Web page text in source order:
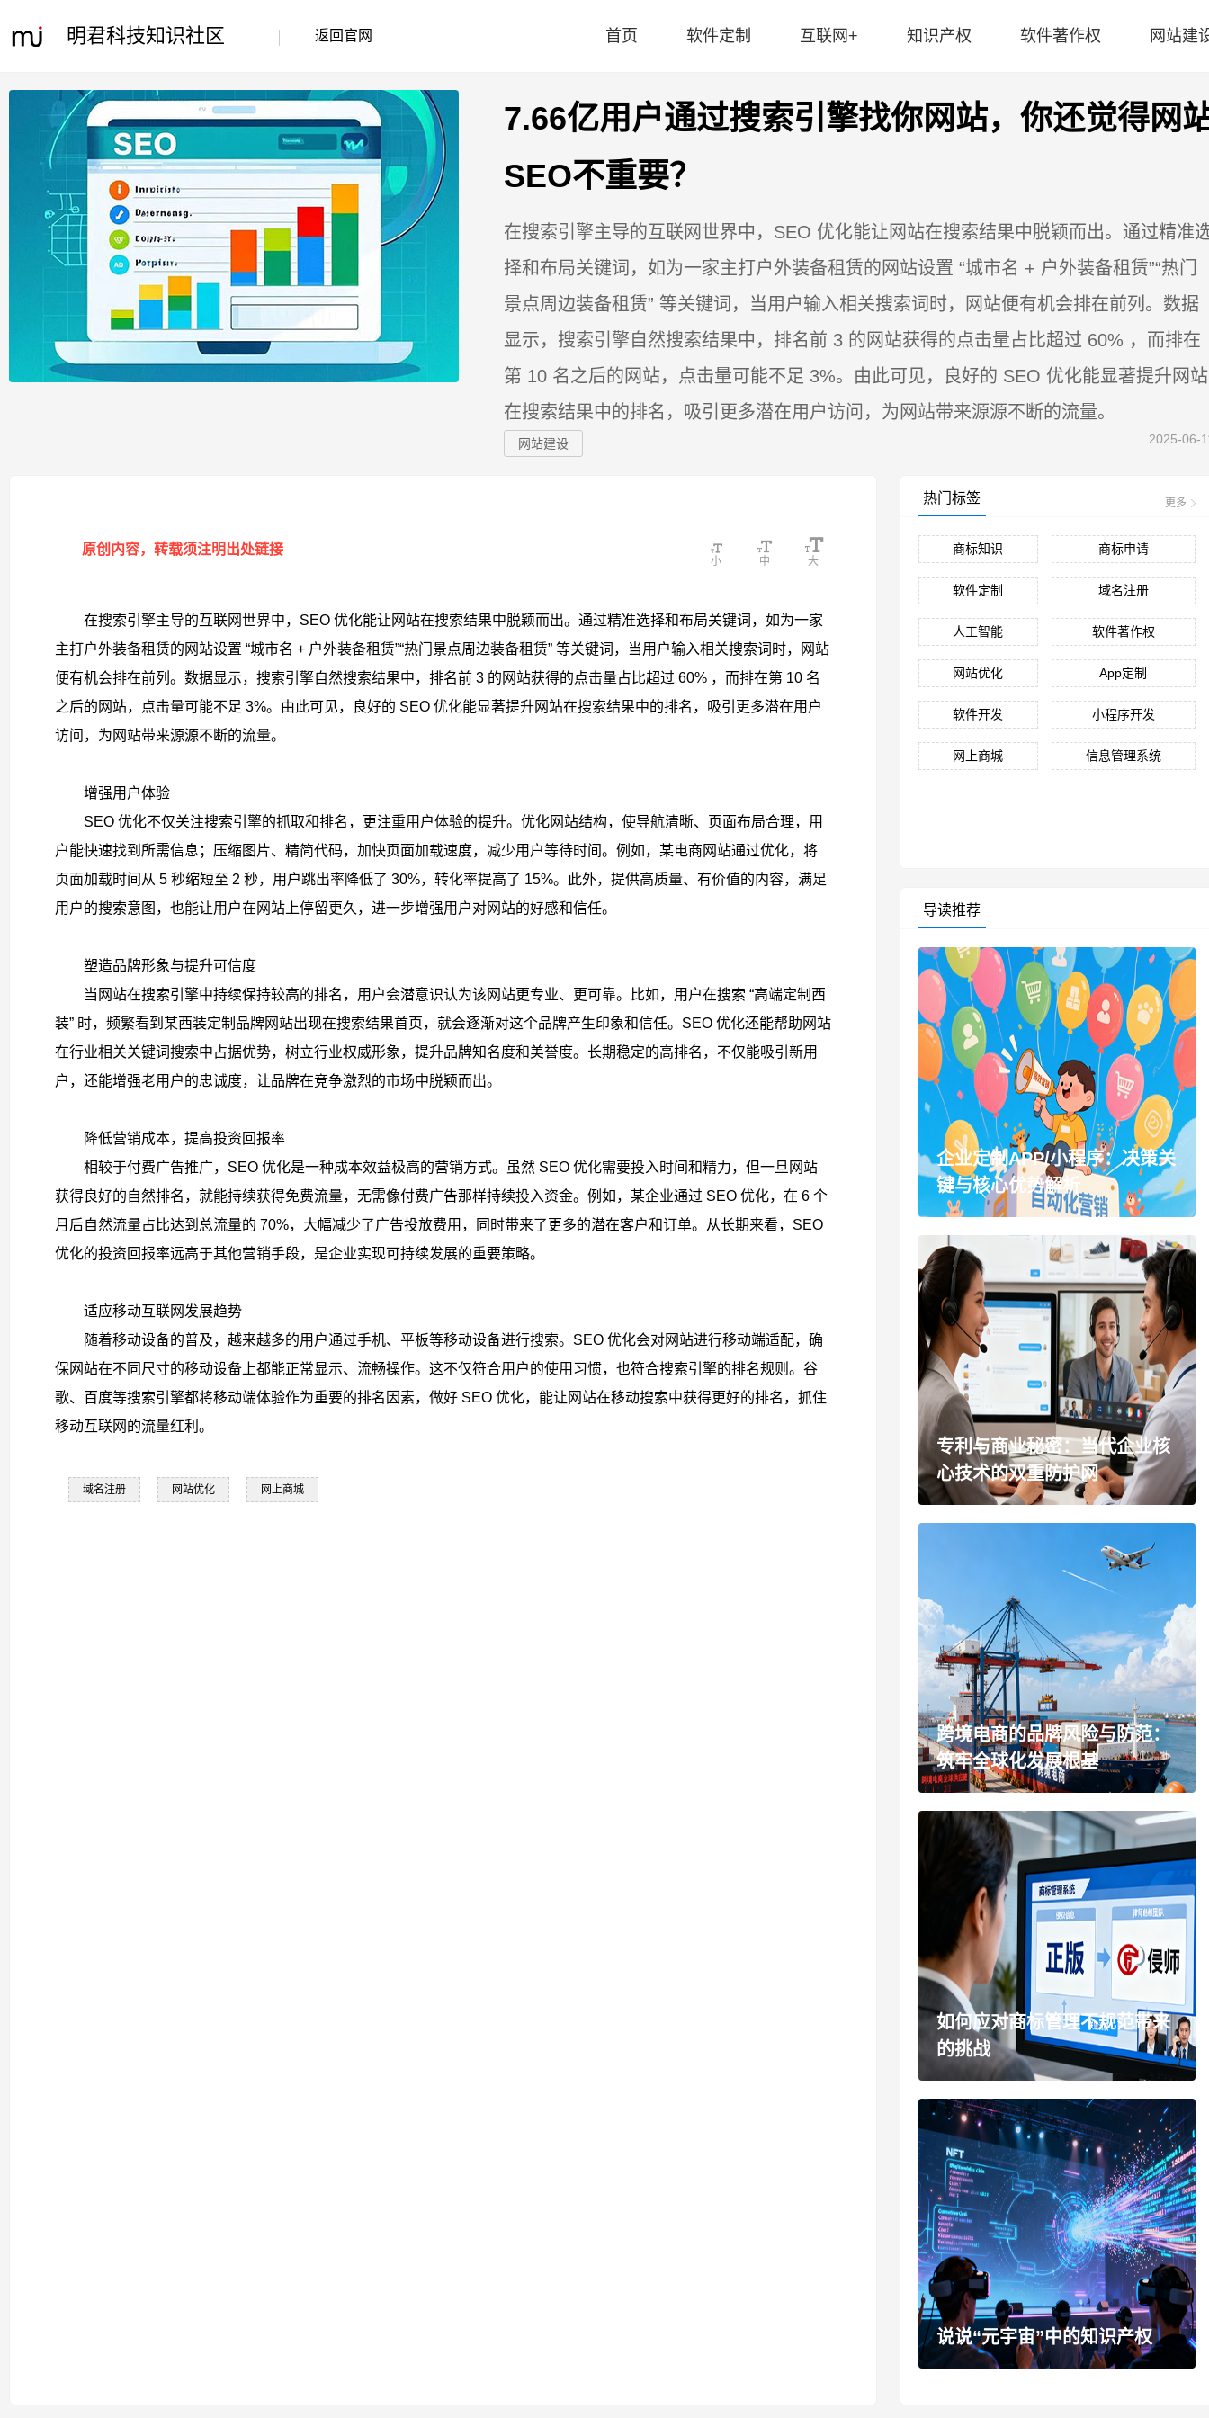
明君科技知识社区 返回官网 首页 软件定制 互联网+ 知识产权 软件著作权 网站建
7.66亿用户通过搜索引擎找你网站，你还觉得网
SEO不重要？
在搜索引擎主导的互联网世界中，SEO 优化能让网站在搜索结果中脱颖而出。通过精准
择和布局关键词，如为一家主打户外装备租赁的网站设置 “城市名 + 户外装备租赁”“热门
景点周边装备租赁” 等关键词，当用户输入相关搜索词时，网站便有机会排在前列。数据
显示，搜索引擎自然搜索结果中，排名前 3 的网站获得的点击量占比超过 60% ，而排在
第 10 名之后的网站，点击量可能不足 3%。由此可见，良好的 SEO 优化能显著提升网站
在搜索结果中的排名，吸引更多潜在用户访问，为网站带来源源不断的流量。
网站建设 2025-06-
原创内容，转载须注明出处链接
小 中 大
在搜索引擎主导的互联网世界中，SEO 优化能让网站在搜索结果中脱颖而出。通过精准选择和布局关键词，如为一家
主打户外装备租赁的网站设置 “城市名 + 户外装备租赁”“热门景点周边装备租赁” 等关键词，当用户输入相关搜索词时，网站
便有机会排在前列。数据显示，搜索引擎自然搜索结果中，排名前 3 的网站获得的点击量占比超过 60% ，而排在第 10 名
之后的网站，点击量可能不足 3%。由此可见，良好的 SEO 优化能显著提升网站在搜索结果中的排名，吸引更多潜在用户
访问，为网站带来源源不断的流量。​
增强用户体验​
SEO 优化不仅关注搜索引擎的抓取和排名，更注重用户体验的提升。优化网站结构，使导航清晰、页面布局合理，用
户能快速找到所需信息；压缩图片、精简代码，加快页面加载速度，减少用户等待时间。例如，某电商网站通过优化，将
页面加载时间从 5 秒缩短至 2 秒，用户跳出率降低了 30%，转化率提高了 15%。此外，提供高质量、有价值的内容，满足
用户的搜索意图，也能让用户在网站上停留更久，进一步增强用户对网站的好感和信任。​
塑造品牌形象与提升可信度​
当网站在搜索引擎中持续保持较高的排名，用户会潜意识认为该网站更专业、更可靠。比如，用户在搜索 “高端定制西
装” 时，频繁看到某西装定制品牌网站出现在搜索结果首页，就会逐渐对这个品牌产生印象和信任。SEO 优化还能帮助网站
在行业相关关键词搜索中占据优势，树立行业权威形象，提升品牌知名度和美誉度。长期稳定的高排名，不仅能吸引新用
户，还能增强老用户的忠诚度，让品牌在竞争激烈的市场中脱颖而出。​
降低营销成本，提高投资回报率​
相较于付费广告推广，SEO 优化是一种成本效益极高的营销方式。虽然 SEO 优化需要投入时间和精力，但一旦网站
获得良好的自然排名，就能持续获得免费流量，无需像付费广告那样持续投入资金。例如，某企业通过 SEO 优化，在 6 个
月后自然流量占比达到总流量的 70%，大幅减少了广告投放费用，同时带来了更多的潜在客户和订单。从长期来看，SEO
优化的投资回报率远高于其他营销手段，是企业实现可持续发展的重要策略。​
适应移动互联网发展趋势​
随着移动设备的普及，越来越多的用户通过手机、平板等移动设备进行搜索。SEO 优化会对网站进行移动端适配，确
保网站在不同尺寸的移动设备上都能正常显示、流畅操作。这不仅符合用户的使用习惯，也符合搜索引擎的排名规则。谷
歌、百度等搜索引擎都将移动端体验作为重要的排名因素，做好 SEO 优化，能让网站在移动搜索中获得更好的排名，抓住
移动互联网的流量红利。
域名注册 网站优化 网上商城
热门标签 更多
商标知识 商标申请
软件定制 域名注册
人工智能 软件著作权
网站优化 App定制
软件开发 小程序开发
网上商城 信息管理系统
导读推荐
企业定制APP/小程序：决策关
键与核心优势解析
专利与商业秘密：当代企业核
心技术的双重防护网
跨境电商的品牌风险与防范：
筑牢全球化发展根基
如何应对商标管理不规范带来
的挑战
说说“元宇宙”中的知识产权